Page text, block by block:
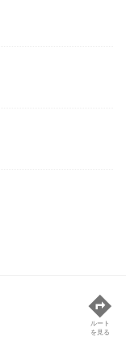
ルート
を見る